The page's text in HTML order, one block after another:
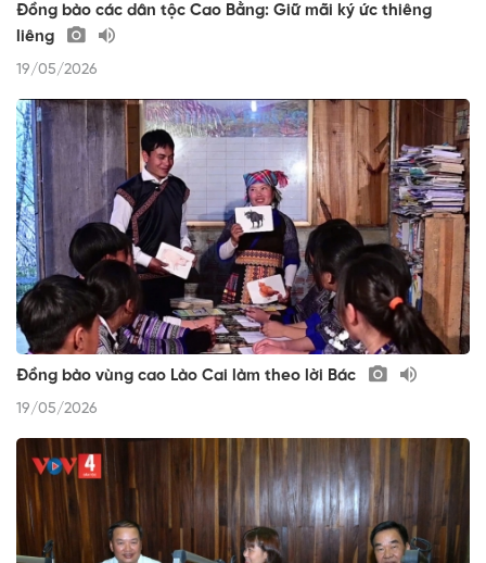
Đồng bào các dân tộc Cao Bằng: Giữ mãi ký ức thiêng
liêng
19/05/2026
Đồng bào vùng cao Lào Cai làm theo lời Bác
19/05/2026